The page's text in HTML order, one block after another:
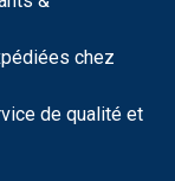
chez
de qualité et